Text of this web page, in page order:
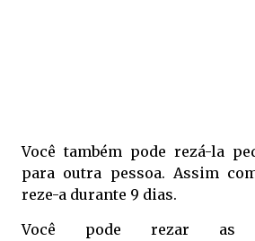
Você também pode rezá-la
para outra pessoa. Assim
reze-a durante 9 dias.
Você pode rezar as